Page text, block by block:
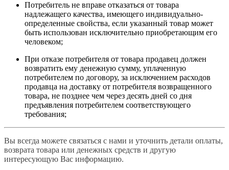
Потребитель не вправе отказаться от товара
надлежащего качества, имеющего индивидуально-
определенные свойства, если указанный товар может
быть использован исключительно приобретающим его
человеком;
При отказе потребителя от товара продавец должен
возвратить ему денежную сумму, уплаченную
потребителем по договору, за исключением расходов
продавца на доставку от потребителя возвращенного
товара, не позднее чем через десять дней со дня
предъявления потребителем соответствующего
требования;
Вы всегда можете связаться с нами и уточнить детали оплаты,
возврата товара или денежных средств и другую
интересующую Вас информацию.